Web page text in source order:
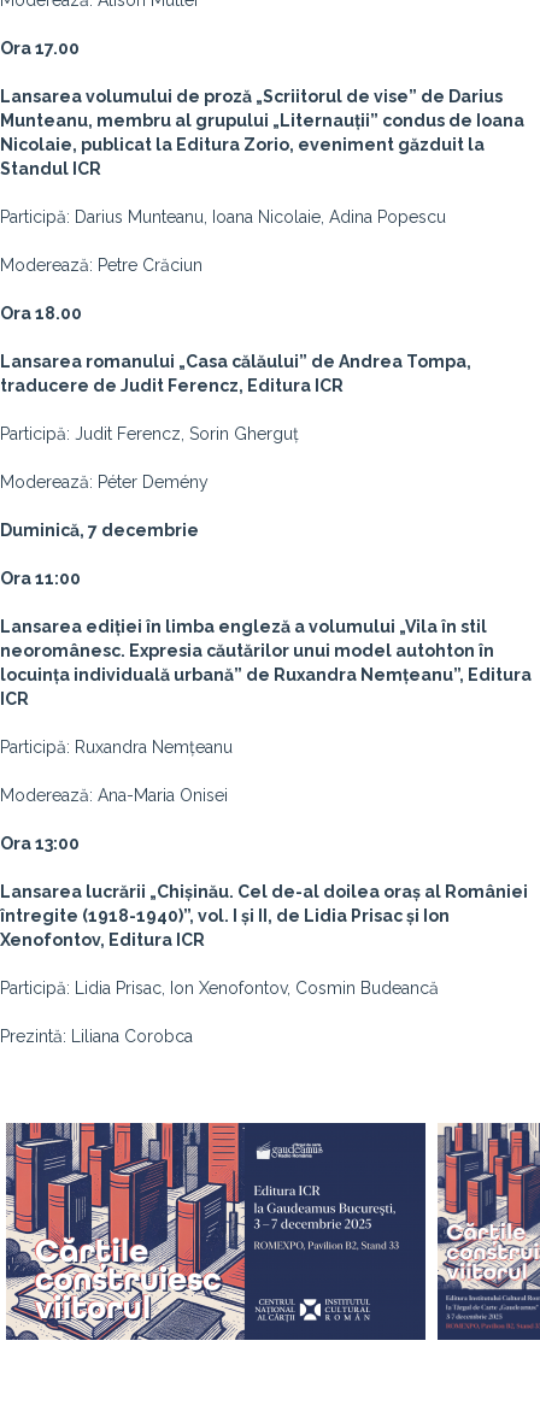
Ora 17.00
Lansarea volumului de proză „Scriitorul de vise” de Darius
Munteanu, membru al grupului „Liternauții” condus de Ioana
Nicolaie, publicat la Editura Zorio, eveniment găzduit la
Standul ICR
Participă: Darius Munteanu, Ioana Nicolaie, Adina Popescu
Moderează: Petre Crăciun
Ora 18.00
Lansarea romanului „Casa călăului” de Andrea Tompa,
traducere de Judit Ferencz, Editura ICR
Participă: Judit Ferencz, Sorin Gherguț
Moderează: Péter Demény
Duminică, 7 decembrie
Ora 11:00
Lansarea ediției în limba engleză a volumului „Vila în stil
neoromânesc. Expresia căutărilor unui model autohton în
locuința individuală urbană” de Ruxandra Nemțeanu”, Editura
ICR
Participă: Ruxandra Nemțeanu
Moderează: Ana-Maria Onisei
Ora 13:00
Lansarea lucrării „Chișinău. Cel de-al doilea oraș al României
întregite (1918-1940)”, vol. I și II, de Lidia Prisac și Ion
Xenofontov, Editura ICR
Participă: Lidia Prisac, Ion Xenofontov, Cosmin Budeancă
Prezintă: Liliana Corobca